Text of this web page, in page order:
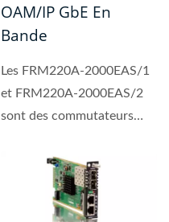
OAM/IP GbE En
Bande
Les FRM220A-2000EAS/1
et FRM220A-2000EAS/2
sont des commutateurs
conformes...